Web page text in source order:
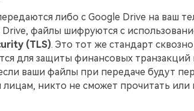
либо с Google Drive на ваш
Drive, файлы шифруются с
(TLS). Это тот же стандарт
для защиты финансовых
ваши файлы при передаче будут
никто не сможет прочитать или